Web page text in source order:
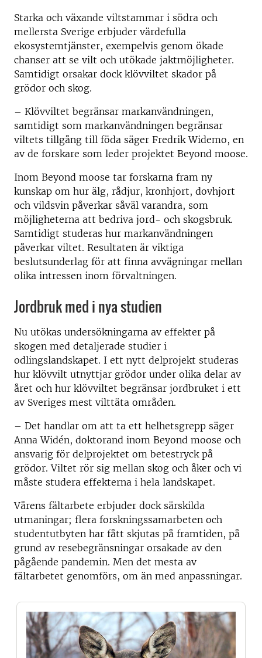
Starka och växande viltstammar i södra och
mellersta Sverige erbjuder värdefulla
ekosystemtjänster, exempelvis genom ökade
chanser att se vilt och utökade jaktmöjligheter.
Samtidigt orsakar dock klövviltet skador på
grödor och skog.
– Klövviltet begränsar markanvändningen,
samtidigt som markanvändningen begränsar
viltets tillgång till föda säger Fredrik Widemo, en
av de forskare som leder projektet Beyond moose.
Inom Beyond moose tar forskarna fram ny
kunskap om hur älg, rådjur, kronhjort, dovhjort
och vildsvin påverkar såväl varandra, som
möjligheterna att bedriva jord- och skogsbruk.
Samtidigt studeras hur markanvändningen
påverkar viltet. Resultaten är viktiga
beslutsunderlag för att finna avvägningar mellan
olika intressen inom förvaltningen.
Jordbruk med i nya studien
Nu utökas undersökningarna av effekter på
skogen med detaljerade studier i
odlingslandskapet. I ett nytt delprojekt studeras
hur klövvilt utnyttjar grödor under olika delar av
året och hur klövviltet begränsar jordbruket i ett
av Sveriges mest vilttäta områden.
– Det handlar om att ta ett helhetsgrepp säger
Anna Widén, doktorand inom Beyond moose och
ansvarig för delprojektet om betestryck på
grödor. Viltet rör sig mellan skog och åker och vi
måste studera effekterna i hela landskapet.
Vårens fältarbete erbjuder dock särskilda
utmaningar; flera forskningssamarbeten och
studentutbyten har fått skjutas på framtiden, på
grund av resebegränsningar orsakade av den
pågående pandemin. Men det mesta av
fältarbetet genomförs, om än med anpassningar.